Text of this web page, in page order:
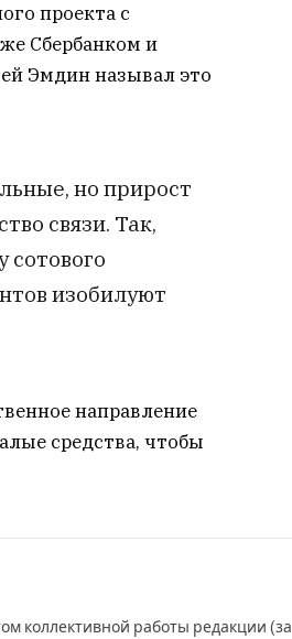
проекта с
Сбербанком и
Эмдин называл это
но прирост
связи. Так,
изобилуют
направление
средства, чтобы
коллективной работы редакции (за